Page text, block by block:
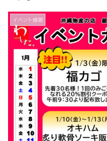
イベント情報